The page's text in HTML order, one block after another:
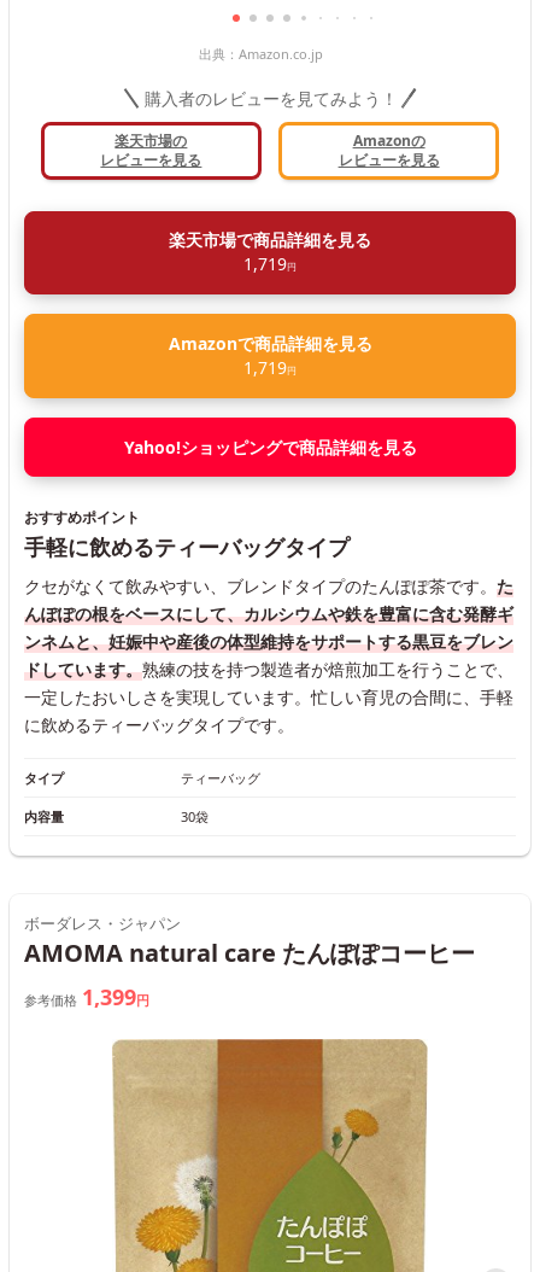
出典： Amazon.co.jp
購入者のレビューを見てみよう！
楽天市場の
レビューを見る
Amazonの
レビューを見る
楽天市場で商品詳細を見る
1,719円
Amazonで商品詳細を見る
1,719円
Yahoo!ショッピングで商品詳細を見る
おすすめポイント
手軽に飲めるティーバッグタイプ
クセがなくて飲みやすい、ブレンドタイプのたんぽぽ茶です。 た
んぽぽの根をベースにして、カルシウムや鉄を豊富に含む発酵ギ
ンネムと、妊娠中や産後の体型維持をサポートする黒豆をブレン
ドしています。熟練の技を持つ製造者が焙煎加工を行うことで、
一定したおいしさを実現しています。忙しい育児の合間に、手軽
に飲めるティーバッグタイプです。
タイプ ティーバッグ
内容量 30袋
ボーダレス・ジャパン
AMOMA natural care たんぽぽコーヒー
参考価格 1,399円